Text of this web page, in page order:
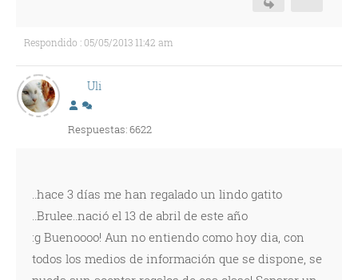
Respondido : 05/05/2013 11:42 am
Uli
Respuestas: 6622
..hace 3 días me han regalado un lindo gatito
..Brulee..nació el 13 de abril de este año
:g Buenoooo! Aun no entiendo como hoy dia, con
todos los medios de información que se dispone, se